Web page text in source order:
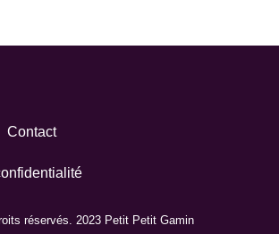
réservés. 2023 Petit Petit Gamin
Contact